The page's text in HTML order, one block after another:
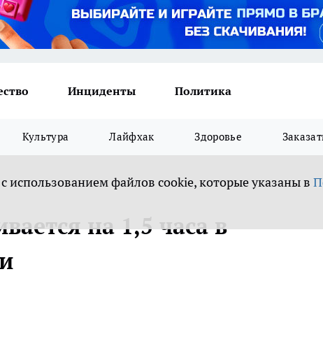
Инциденты Политика
Культура Лайфхак Здоровье
использованием файлов cookie, которые указаны в
на 1,5 часа в